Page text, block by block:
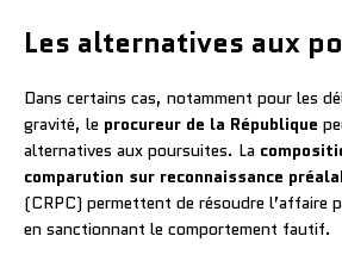
Les alternatives aux
Dans certains cas, notamment pour les
gravité, le procureur de la République
alternatives aux poursuites. La
comparution sur reconnaissance
(CRPC) permettent de résoudre l’affaire
en sanctionnant le comportement fautif.